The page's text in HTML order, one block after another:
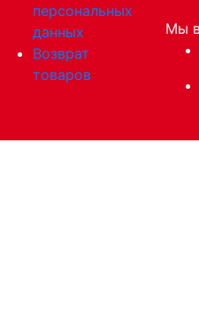
персональных
данных
Возврат
товаров
Мы